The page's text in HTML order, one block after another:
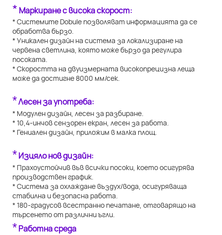
* Маркиране с висока скорост:
* Системите Dobule позволяват информацията да се
обработва бързо.
* Уникален дизайн на система за локализиране на
червена светлина, която може бързо да регулира
посоката.
* Скоростта на двуизмерната високопрецизна леща
може да достигне 8000 мм/сек.
*Лесен за употреба:
* Модулен дизайн, лесен за разбиране.
* 10,4-инчов сензорен екран, лесен за работа.
* Гениален дизайн, приложим в малка площ.
*Изцяло нов дизайн:
* Прахоустойчив във всички посоки, което осигурява
производствен график.
* Система за охлаждане въздух/вода, осигуряваща
стабилна и безопасна работа.
* 180-градусов всестранно печатане, отговарящо на
търсенето от различни ъгли.
*Работна среда